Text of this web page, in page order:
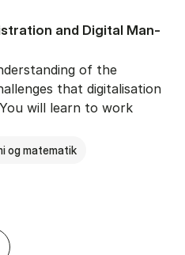
and Di­git­al Man­
of the
that digitalisation
will learn to work
og matematik
in Busi­ness Ad­min­is­tra­tion